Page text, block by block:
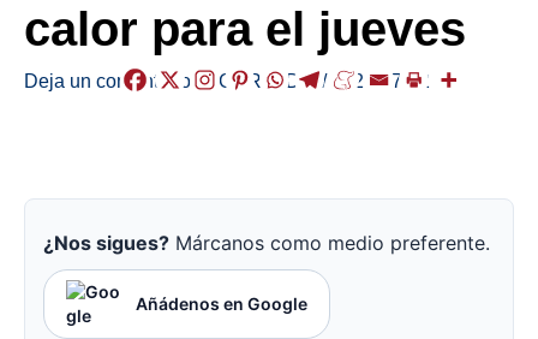
calor para el jueves
Deja un comentario /EGURALDIA/ 2026-07-02
¿Nos sigues? Márcanos como medio preferente.
Añádenos en Google